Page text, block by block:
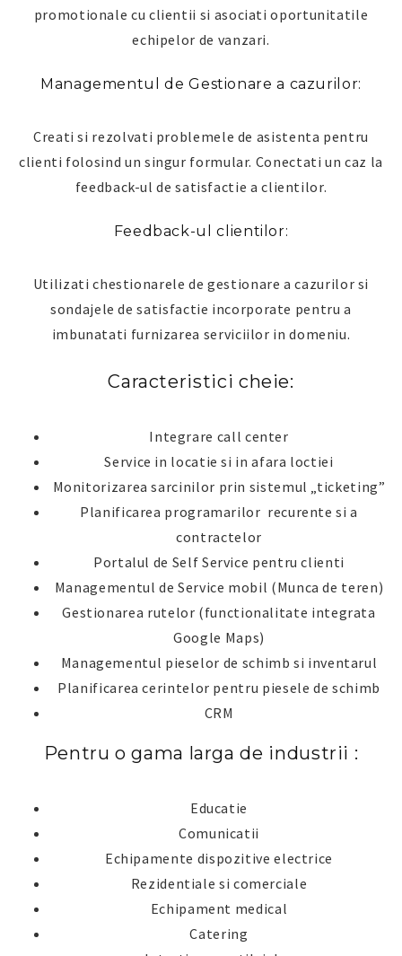
promotionale cu clientii si asociati oportunitatile
echipelor de vanzari.
Managementul de Gestionare a cazurilor:
Creati si rezolvati problemele de asistenta pentru
clienti folosind un singur formular. Conectati un caz la
feedback-ul de satisfactie a clientilor.
Feedback-ul clientilor:
Utilizati chestionarele de gestionare a cazurilor si
sondajele de satisfactie incorporate pentru a
imbunatati furnizarea serviciilor in domeniu.
Caracteristici cheie:
Integrare call center
Service in locatie si in afara loctiei
Monitorizarea sarcinilor prin sistemul „ticketing”
Planificarea programarilor recurente si a
contractelor
Portalul de Self Service pentru clienti
Managementul de Service mobil (Munca de teren)
Gestionarea rutelor (functionalitate integrata
Google Maps)
Managementul pieselor de schimb si inventarul
Planificarea cerintelor pentru piesele de schimb
CRM
Pentru o gama larga de industrii :
Educatie
Comunicatii
Echipamente dispozitive electrice
Rezidentiale si comerciale
Echipament medical
Catering